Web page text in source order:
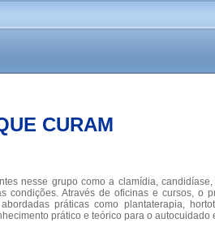
CURAM
nesse grupo como a clamídia,
Através de oficinas e cursos, o
práticas como plantaterapia,
prático e teórico para o autocuidado